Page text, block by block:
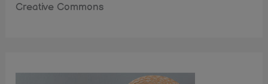
Creative Commons